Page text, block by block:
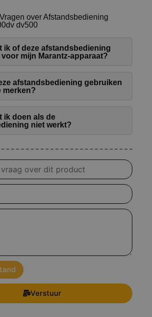
over Afstandsbediening
dv500
ik of deze afstandsbediening
mijn Marantz-apparaat?
afstandsbediening gebruiken
merken?
ik doen als de
niet werkt?
Verstuur